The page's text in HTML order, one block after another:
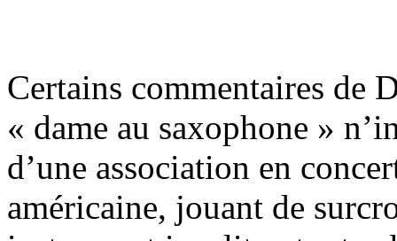
Certains commentaires de
« dame au saxophone »
d’une association en
américaine, jouant de